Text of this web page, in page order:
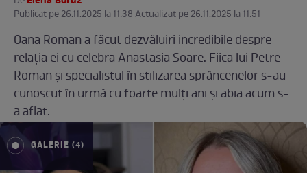
Publicat pe 26.11.2025 la 11:38 Actualizat pe 26.11.2025 la 11:51
Oana Roman a făcut dezvăluiri incredibile despre
relația ei cu celebra Anastasia Soare. Fiica lui Petre
Roman și specialistul în stilizarea sprâncenelor s-au
cunoscut în urmă cu foarte mulți ani și abia acum s-
a aflat.
GALERIE (4)